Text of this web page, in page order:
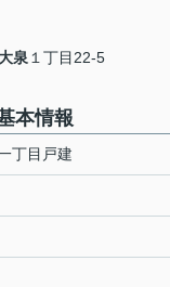
泉 １丁目22-5
本情報
丁目戸建